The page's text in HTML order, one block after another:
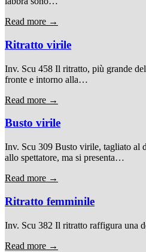
Read more →
Ritratto virile
Inv. Scu 458 Il ritratto, più grande
fronte e intorno alla…
Read more →
Busto virile
Inv. Scu 309 Busto virile, tagliato al
allo spettatore, ma si presenta…
Read more →
Ritratto femminile
Inv. Scu 382 Il ritratto raffigura una
Read more →